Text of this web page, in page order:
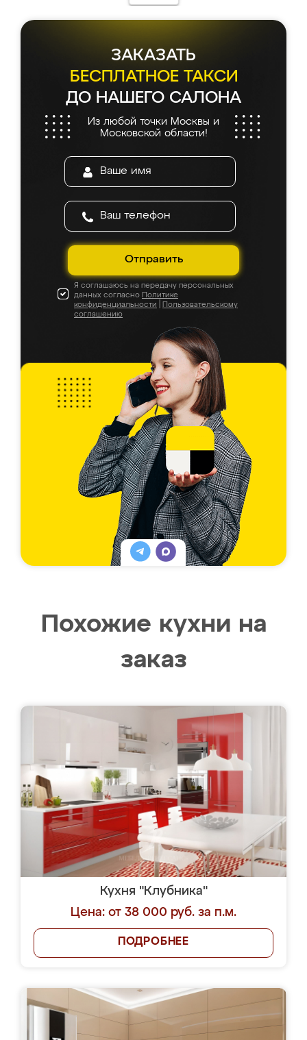
ЗАКАЗАТЬ
БЕСПЛАТНОЕ ТАКСИ
ДО НАШЕГО САЛОНА
Из любой точки Москвы и
Московской области!
Отправить
Я соглашаюсь на передачу персональных
данных согласно Политике
конфиденциальности
Пользовательскому
соглашению
Похожие кухни на
заказ
Кухня "Клубника"
Цена: от 38 000 руб. за п.м.
ПОДРОБНЕЕ